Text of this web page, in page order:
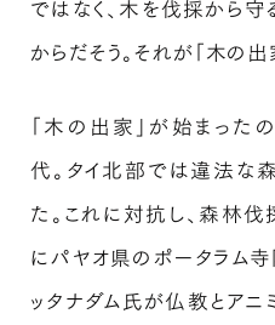
ではなく、木を伐採から
からだそう。それが「木の出
「木の出家」が始まっ
代。タイ北部では違法な
た。これに対抗し、森林
にパヤオ県のポータラム寺
ッタナダム氏が仏教とア